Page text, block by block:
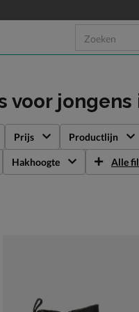
voor jongens
Prijs Productlijn
Hakhoogte Alle